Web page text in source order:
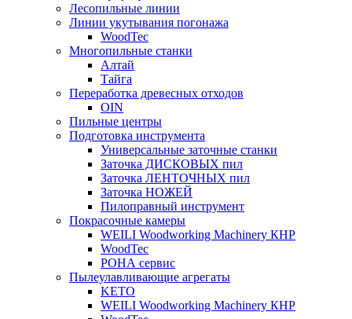
Лесопильные линии
Линии укутывания погонажа
WoodTec
Многопильные станки
Алтай
Тайга
Переработка древесных отходов
OIN
Пильные центры
Подготовка инструмента
Универсальные заточные станки
Заточка ДИСКОВЫХ пил
Заточка ЛЕНТОЧНЫХ пил
Заточка НОЖЕЙ
Пилоправный инструмент
Покрасочные камеры
WEILI Woodworking Machinery КНР
WoodTec
РОНА сервис
Пылеулавливающие агрегаты
KETO
WEILI Woodworking Machinery КНР